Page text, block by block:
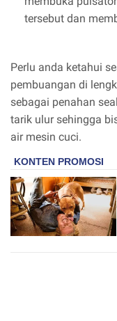
tersebut dan
Perlu anda ketahui
pembuangan di
sebagai penahan
tarik ulur sehingga
air mesin cuci.